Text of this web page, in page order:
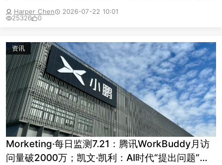
跨界合作；2026年《财富》中国500强排行榜发
布
Harper Chen
2026-07-22 10:01
25326
0
资讯
Morketing·每日监测7.21：腾讯WorkBuddy月访
问量破2000万；凯文·凯利：AI时代“提出问题”的